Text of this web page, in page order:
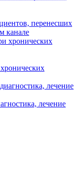
перенесших
канале
лечение